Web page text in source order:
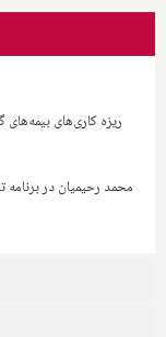
ریزه کاری‌های
محمد رحیمیان در